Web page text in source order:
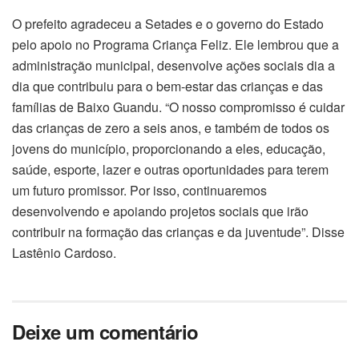
O prefeito agradeceu a Setades e o governo do Estado
pelo apoio no Programa Criança Feliz. Ele lembrou que a
administração municipal, desenvolve ações sociais dia a
dia que contribuiu para o bem-estar das crianças e das
famílias de Baixo Guandu. “O nosso compromisso é cuidar
das crianças de zero a seis anos, e também de todos os
jovens do município, proporcionando a eles, educação,
saúde, esporte, lazer e outras oportunidades para terem
um futuro promissor. Por isso, continuaremos
desenvolvendo e apoiando projetos sociais que irão
contribuir na formação das crianças e da juventude”. Disse
Lastênio Cardoso.
Deixe um comentário